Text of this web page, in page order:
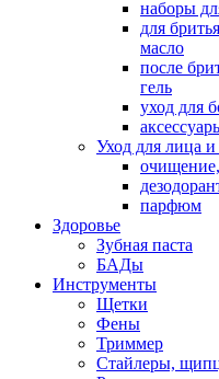
наборы
для
масло
после
гель
уход для
Уход для лица и
парфюм
Здоровье
Зубная паста
БАДы
Инструменты
Щетки
Фены
Триммер
Стайлеры,